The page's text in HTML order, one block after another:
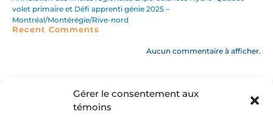
Gérer le consentement aux
témoins
volet primaire et Défi apprenti génie 2025 –
Montréal/Montérégie/Rive-nord
Recent Comments
Aucun commentaire à afficher.